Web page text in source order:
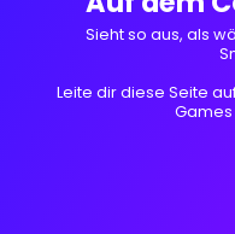
Sieht so aus, als
Leite dir diese Seite